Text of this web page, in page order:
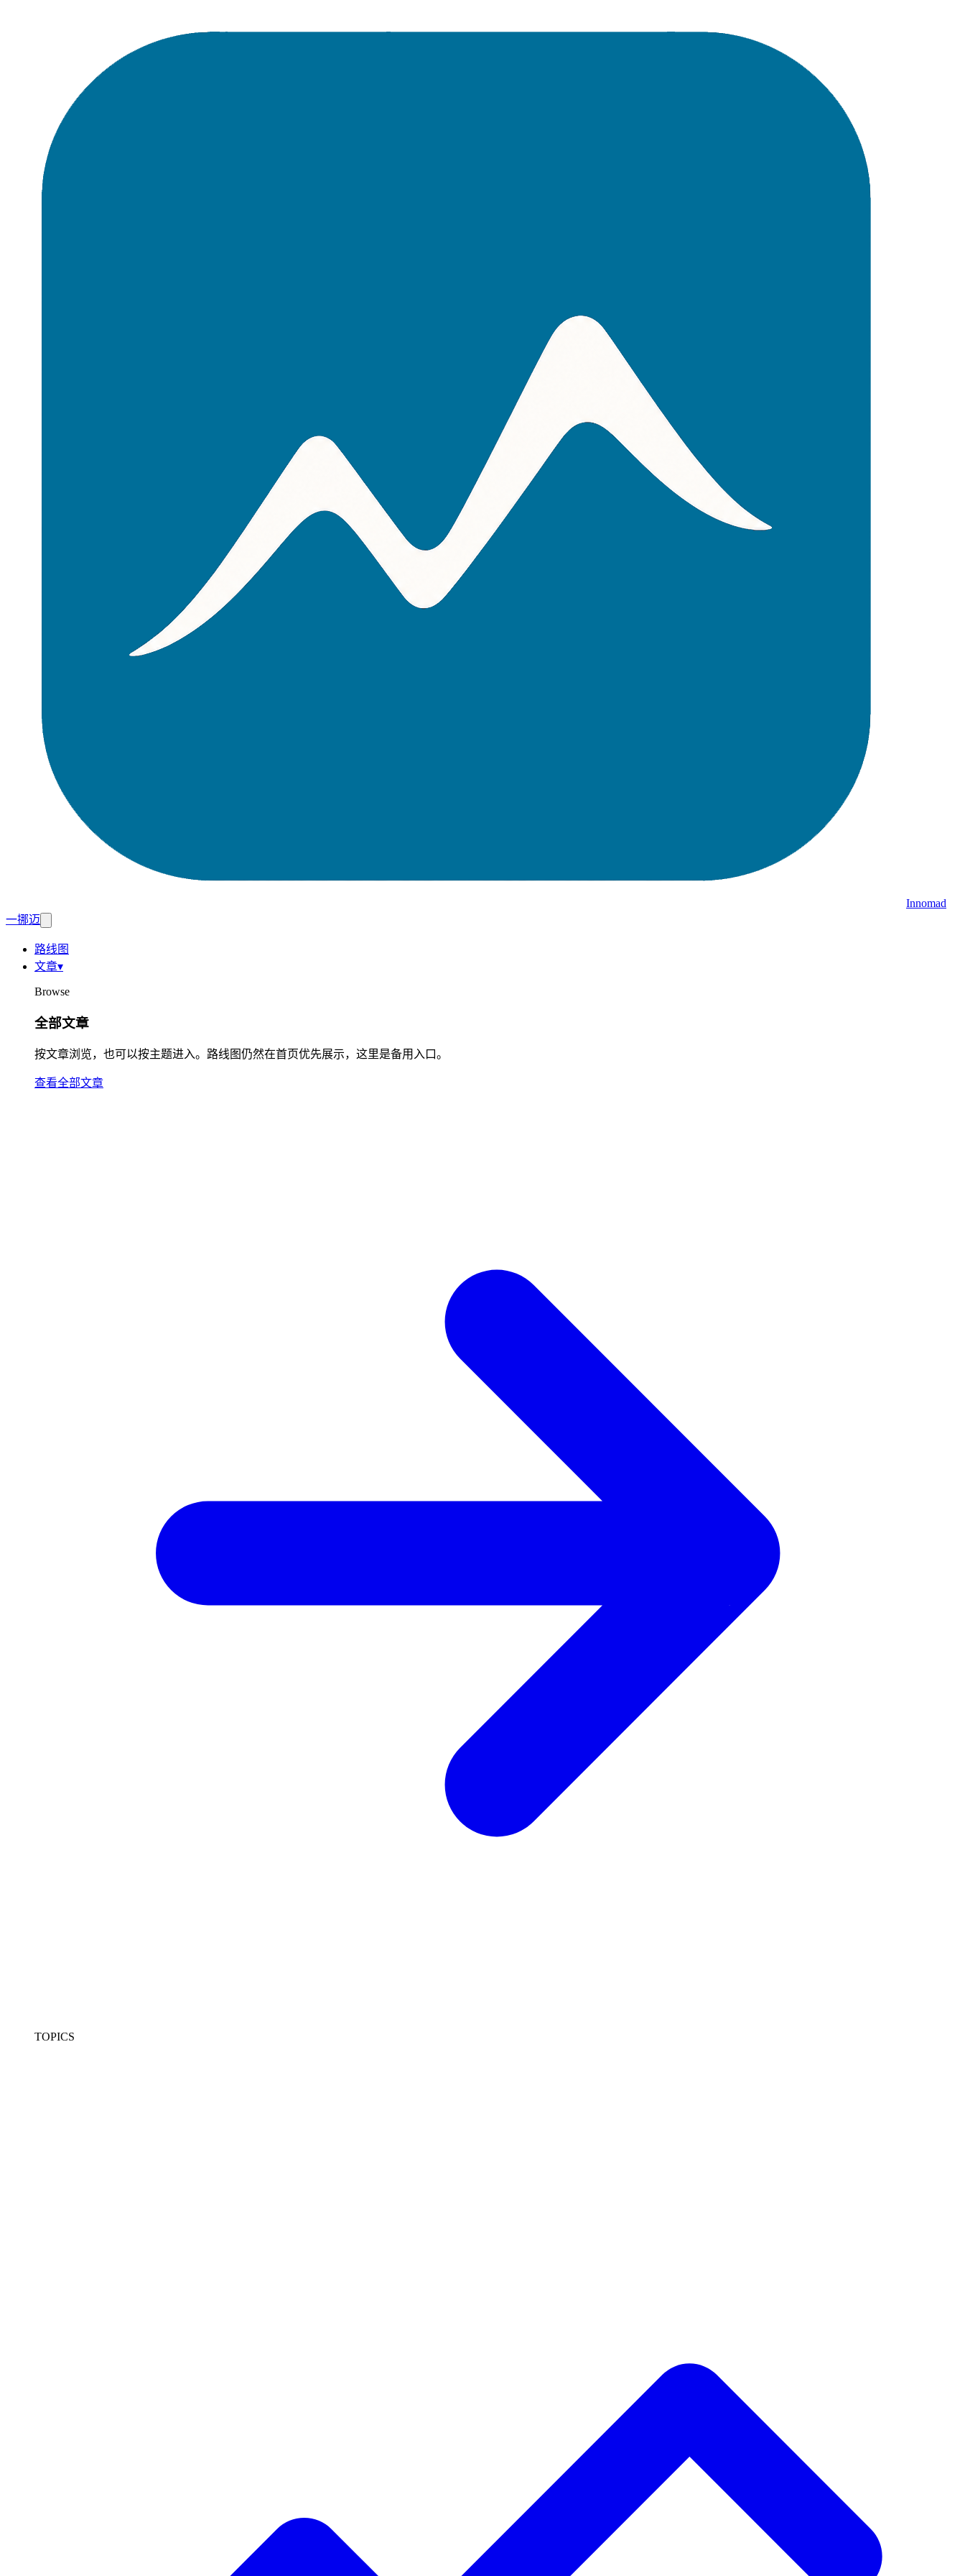
Innomad
一挪迈
路线图
文章▾
Browse
全部文章
按文章浏览，也可以按主题进入。路线图仍然在首页优先展示，这里是备用入口。
查看全部文章
TOPICS